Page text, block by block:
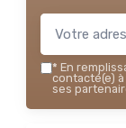
* En
contacté(e)
ses